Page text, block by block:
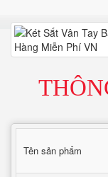
Tên sản phẩm